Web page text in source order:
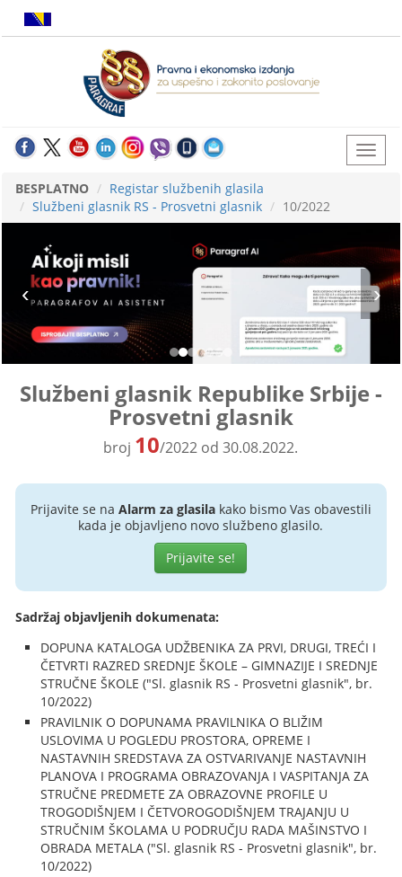
BESPLATNO
Registar službenih glasila
Službeni glasnik RS - Prosvetni glasnik
10/2022
Službeni glasnik Republike Srbije -
Prosvetni glasnik
broj 10/2022 od 30.08.2022.
Prijavite se na Alarm za glasilakako bismo Vas obavestili
kada je objavljeno novo službeno glasilo.
Prijavite se!
Sadržaj objavljenih dokumenata:
DOPUNA KATALOGA UDŽBENIKA ZA PRVI, DRUGI, TREĆI I
ČETVRTI RAZRED SREDNJE ŠKOLE – GIMNAZIJE I SREDNJE
STRUČNE ŠKOLE ("Sl. glasnik RS - Prosvetni glasnik", br.
10/2022)
PRAVILNIK O DOPUNAMA PRAVILNIKA O BLIŽIM
USLOVIMA U POGLEDU PROSTORA, OPREME I
NASTAVNIH SREDSTAVA ZA OSTVARIVANJE NASTAVNIH
PLANOVA I PROGRAMA OBRAZOVANJA I VASPITANJA ZA
STRUČNE PREDMETE ZA OBRAZOVNE PROFILE U
TROGODIŠNJEM I ČETVOROGODIŠNJEM TRAJANJU U
STRUČNIM ŠKOLAMA U PODRUČJU RADA MAŠINSTVO I
OBRADA METALA ("Sl. glasnik RS - Prosvetni glasnik", br.
10/2022)